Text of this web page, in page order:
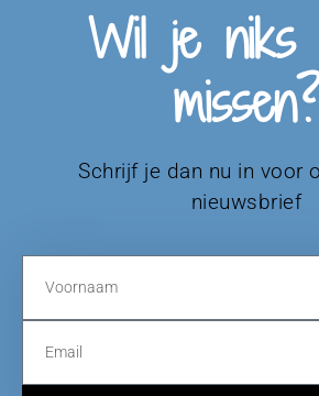
Wil je niks
missen?
Schrijf je dan nu in voor
nieuwsbrief